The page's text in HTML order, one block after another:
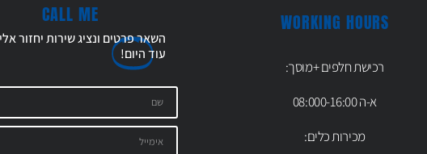
WORKING HOURS
רכישת חלפים +מוסך:
א-ה 08:000-16:00
מכירות כלים:
CALL ME
השאר פרטים ונציג שירות יחזור
עודהיום!